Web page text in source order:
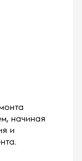
начиная
и